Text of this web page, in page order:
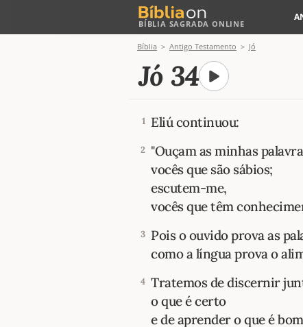
BÍBLIA SAGRADA ONLINE
Bíblia Antigo Testamento Jó
Jó 34
1 Eliú continuou:
2 "Ouçam as minhas
vocês que são sábios;
escutem-me,
vocês que têm
3 Pois o ouvido prova as
como a língua prova o
4 Tratemos de discernir
o que é certo
e de aprender o que é